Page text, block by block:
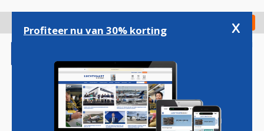
gaan
Check in
Profiteer nu van 30% korting x